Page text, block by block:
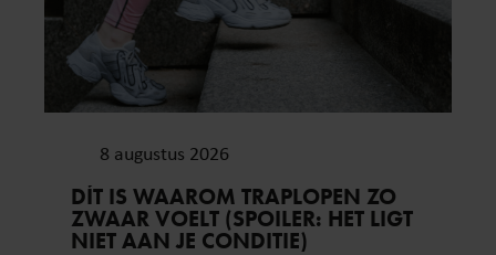
8 augustus 2026
DÍT IS WAAROM TRAPLOPEN ZO
ZWAAR VOELT (SPOILER: HET LIGT
NIET AAN JE CONDITIE)